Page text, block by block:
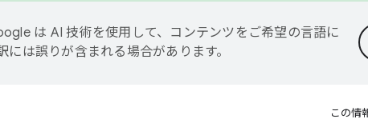
は AI 技術を使用して、コンテンツをご希望の言語に
には誤りが含まれる場合があります。
この情